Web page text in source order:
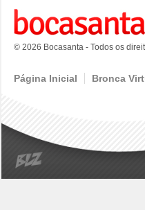
© 2026 Bocasanta - Todos os
Página Inicial Bronca